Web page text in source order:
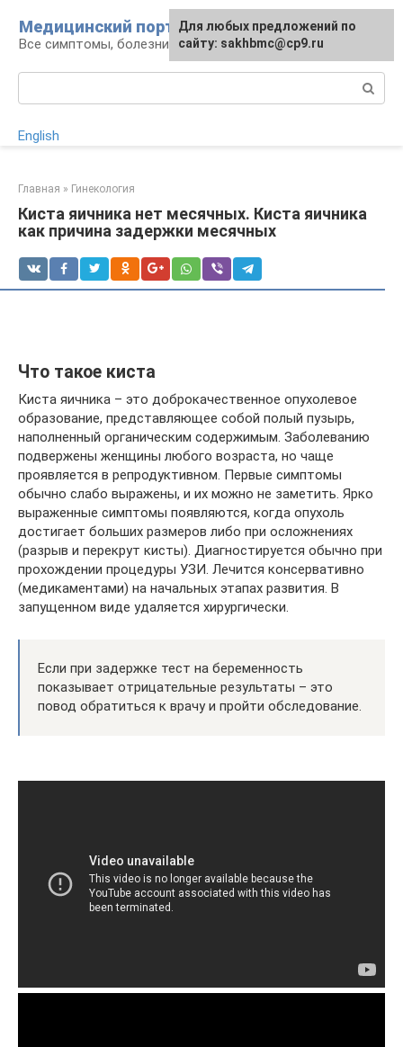
контенту
Медицинский портал
Все симптомы, болезни и их лечение
English
Главная » Гинекология
Киста яичника нет месячных. Киста яичника
как причина задержки месячных
Что такое киста
Киста яичника – это доброкачественное опухолевое
образование, представляющее собой полый пузырь,
наполненный органическим содержимым. Заболеванию
подвержены женщины любого возраста, но чаще
проявляется в репродуктивном. Первые симптомы
обычно слабо выражены, и их можно не заметить. Ярко
выраженные симптомы появляются, когда опухоль
достигает больших размеров либо при осложнениях
(разрыв и перекрут кисты). Диагностируется обычно при
прохождении процедуры УЗИ. Лечится консервативно
(медикаментами) на начальных этапах развития. В
запущенном виде удаляется хирургически.
Если при задержке тест на беременность
показывает отрицательные результаты – это
повод обратиться к врачу и пройти обследование.
Для любых предложений по
сайту: sakhbmc@cp9.ru